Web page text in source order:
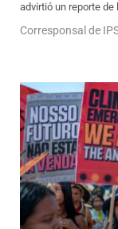
advirtió un reporte
Corresponsal de